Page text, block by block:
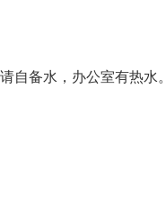
自备水，办公室有热水。